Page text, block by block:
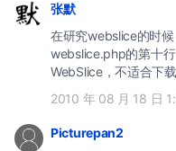
张默
在研究webslice的时
webslice.php的第十
WebSlice，不适合下载
2010 年 08 月 18 日
Picturepan2